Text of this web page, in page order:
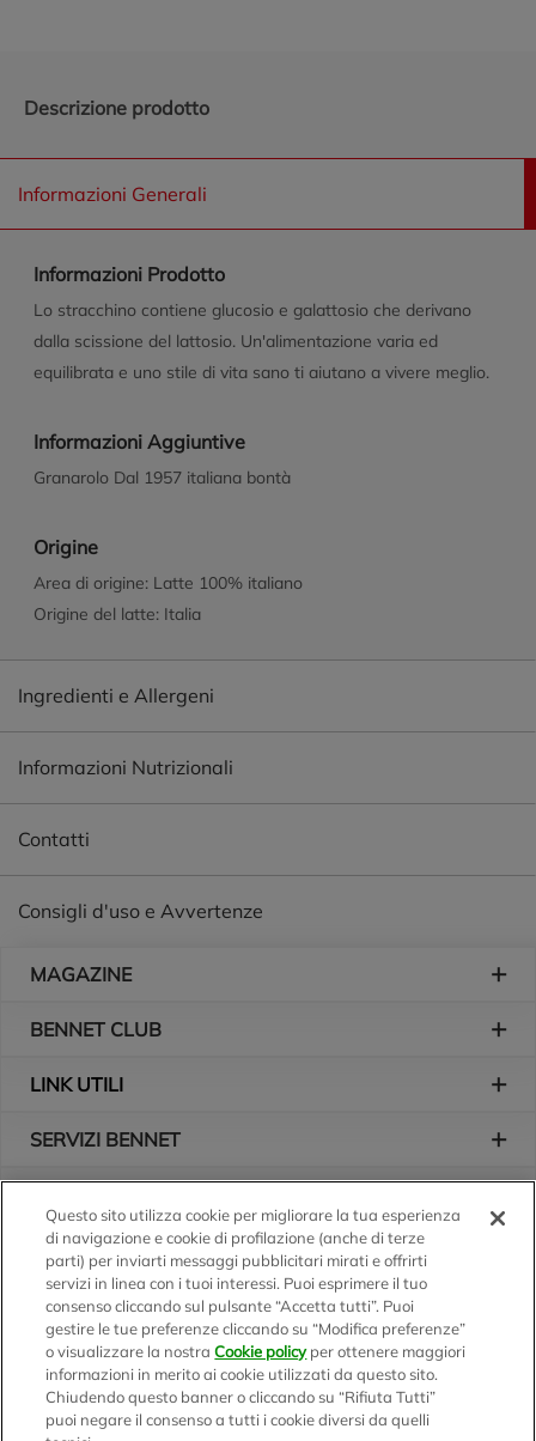
Descrizione prodotto
Informazioni Generali
Informazioni Prodotto
Lo stracchino contiene glucosio e galattosio che derivano
dalla scissione del lattosio. Un'alimentazione varia ed
equilibrata e uno stile di vita sano ti aiutano a vivere meglio.
Informazioni Aggiuntive
Granarolo Dal 1957 italiana bontà
Origine
Area di origine: Latte 100% italiano
Origine del latte: Italia
Ingredienti e Allergeni
Informazioni Nutrizionali
Contatti
Consigli d'uso e Avvertenze
MAGAZINE
BENNET CLUB
LINK UTILI
SERVIZI BENNET
Logo Bennet
Seguici sui nostri canali
Scarica l'app
Questo sito utilizza cookie per migliorare la tua esperienza
di navigazione e cookie di profilazione (anche di terze
parti) per inviarti messaggi pubblicitari mirati e offrirti
servizi in linea con i tuoi interessi. Puoi esprimere il tuo
consenso cliccando sul pulsante “Accetta tutti”. Puoi
gestire le tue preferenze cliccando su “Modifica preferenze”
o visualizzare la nostraCookie policyper ottenere maggiori
informazioni in merito ai cookie utilizzati da questo sito.
Chiudendo questo banner o cliccando su “Rifiuta Tutti”
puoi negare il consenso a tutti i cookie diversi da quelli